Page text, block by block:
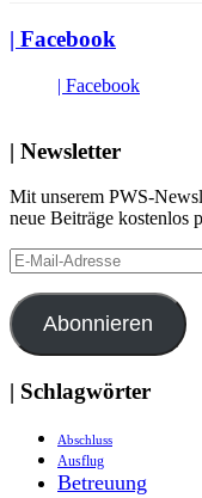
| Facebook
| Facebook
| Newsletter
Mit unserem PWS-
neue Beiträge kostenlos
E-
Mail-
Adresse
Abonnieren
| Schlagwörter
Abschluss
Ausflug
Betreuung